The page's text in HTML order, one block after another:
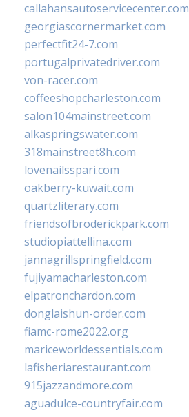
callahansautoservicecenter.com
georgiascornermarket.com
perfectfit24-7.com
portugalprivatedriver.com
von-racer.com
coffeeshopcharleston.com
salon104mainstreet.com
alkaspringswater.com
318mainstreet8h.com
lovenailsspari.com
oakberry-kuwait.com
quartzliterary.com
friendsofbroderickpark.com
studiopiattellina.com
jannagrillspringfield.com
fujiyamacharleston.com
elpatronchardon.com
donglaishun-order.com
fiamc-rome2022.org
mariceworldessentials.com
lafisheriarestaurant.com
915jazzandmore.com
aguadulce-countryfair.com